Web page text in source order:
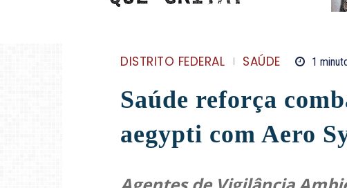
DISTRITO FEDERAL SAÚDE 1
Saúde reforça
aegypti com Aero